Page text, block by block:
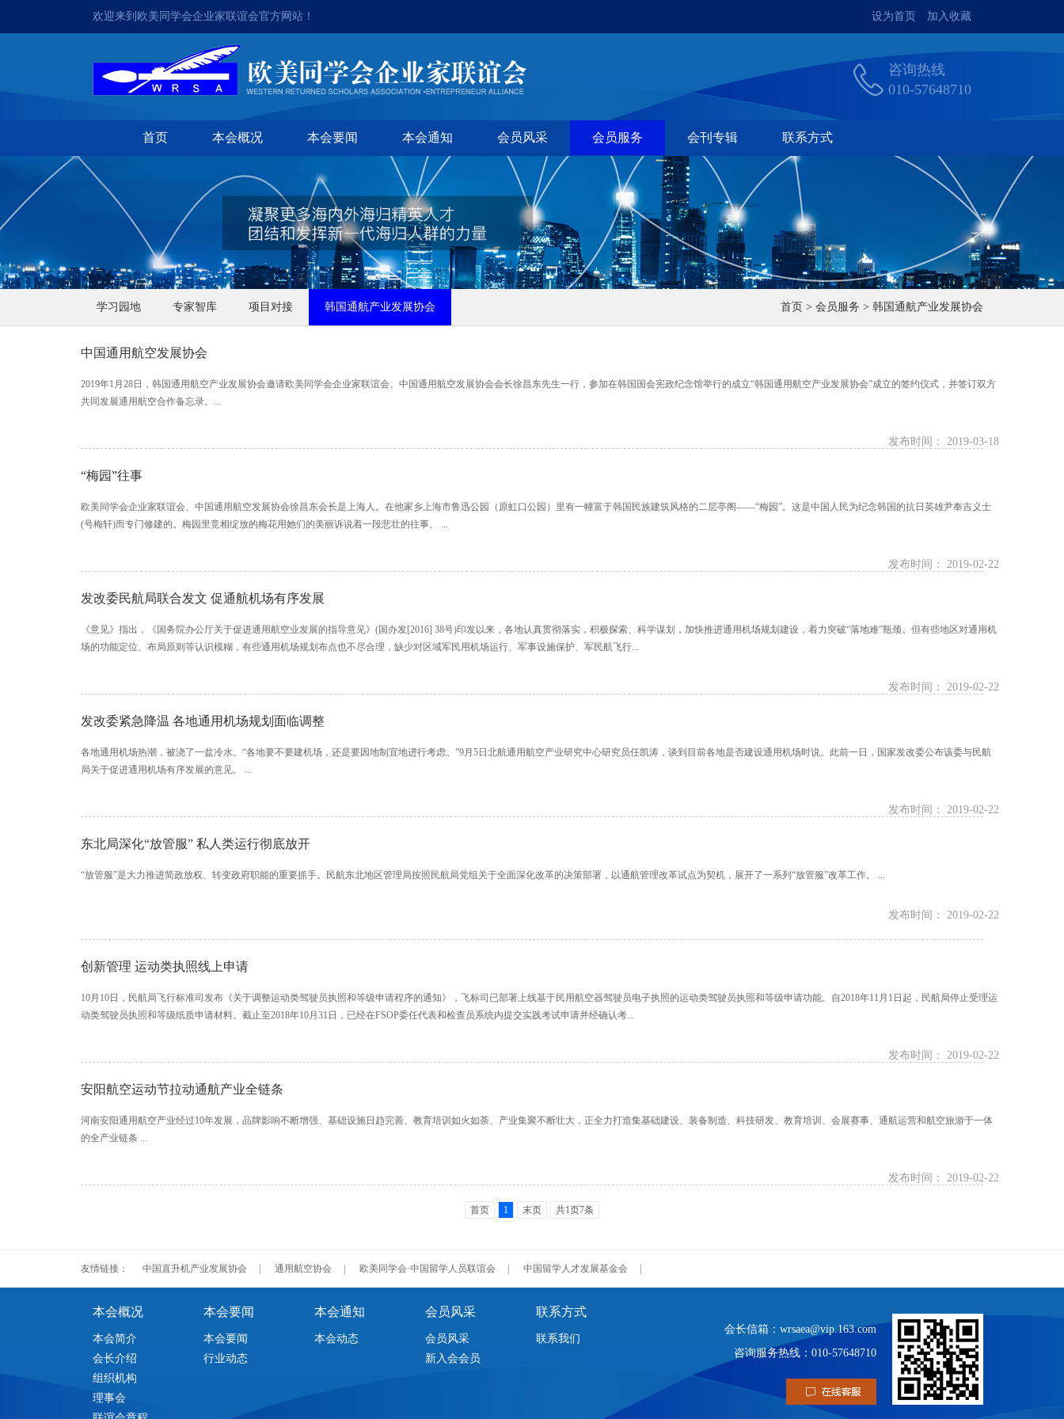
欢迎来到欧美同学会企业家联谊会官方网站！ 设为首页 加入收藏
咨询热线
010-57648710
首页 本会概况 本会要闻 本会通知 会员风采 会员服务 会刊专辑 联系方式
学习园地 专家智库 项目对接 韩国通航产业发展协会 首页 > 会员服务 > 韩国通航产业发展协会
中国通用航空发展协会
2019年1月28日，韩国通用航空产业发展协会邀请欧美同学会企业家联谊会、中国通用航空发展协会会长徐昌东先生一行，参加在韩国国会宪政纪念馆举行的成立“韩国通用航空产业发展协会”成立的签约仪式，并签订双方
共同发展通用航空合作备忘录。...
发布时间： 2019-03-18
“梅园”往事
欧美同学会企业家联谊会、中国通用航空发展协会徐昌东会长是上海人。在他家乡上海市鲁迅公园（原虹口公园）里有一幢富于韩国民族建筑风格的二层亭阁——“梅园”。这是中国人民为纪念韩国的抗日英雄尹奉吉义士
(号梅轩)而专门修建的。梅园里竞相绽放的梅花用她们的美丽诉说着一段悲壮的往事。 ...
发布时间： 2019-02-22
发改委民航局联合发文 促通航机场有序发展
《意见》指出，《国务院办公厅关于促进通用航空业发展的指导意见》(国办发[2016] 38号)印发以来，各地认真贯彻落实，积极探索、科学谋划，加快推进通用机场规划建设，着力突破“落地难”瓶颈。但有些地区对通用机
场的功能定位、布局原则等认识模糊，有些通用机场规划布点也不尽合理，缺少对区域军民用机场运行、军事设施保护、军民航飞行...
发布时间： 2019-02-22
发改委紧急降温 各地通用机场规划面临调整
各地通用机场热潮，被浇了一盆冷水。“各地要不要建机场，还是要因地制宜地进行考虑。”9月5日北航通用航空产业研究中心研究员任凯涛，谈到目前各地是否建设通用机场时说。此前一日，国家发改委公布该委与民航
局关于促进通用机场有序发展的意见。 ...
发布时间： 2019-02-22
东北局深化“放管服” 私人类运行彻底放开
“放管服”是大力推进简政放权、转变政府职能的重要抓手。民航东北地区管理局按照民航局党组关于全面深化改革的决策部署，以通航管理改革试点为契机，展开了一系列“放管服”改革工作。 ...
发布时间： 2019-02-22
创新管理 运动类执照线上申请
10月10日，民航局飞行标准司发布《关于调整运动类驾驶员执照和等级申请程序的通知》，飞标司已部署上线基于民用航空器驾驶员电子执照的运动类驾驶员执照和等级申请功能。自2018年11月1日起，民航局停止受理运
动类驾驶员执照和等级纸质申请材料。截止至2018年10月31日，已经在FSOP委任代表和检查员系统内提交实践考试申请并经确认考...
发布时间： 2019-02-22
安阳航空运动节拉动通航产业全链条
河南安阳通用航空产业经过10年发展，品牌影响不断增强、基础设施日趋完善、教育培训如火如荼、产业集聚不断壮大，正全力打造集基础建设、装备制造、科技研发、教育培训、会展赛事、通航运营和航空旅游于一体
的全产业链条 ...
发布时间： 2019-02-22
首页 1 末页 共1页7条
友情链接： 中国直升机产业发展协会 通用航空协会 欧美同学会·中国留学人员联谊会 中国留学人才发展基金会
本会概况
本会简介
会长介绍
组织机构
理事会
本会要闻
本会要闻
行业动态
本会通知
本会动态
会员风采
会员风采
新入会会员
联系方式
联系我们
会长信箱：wrsaea@vip.163.com
咨询服务热线：010-57648710